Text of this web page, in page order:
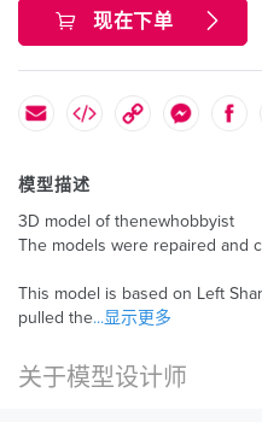
现在下单
模型描述
3D model of thenewhobbyist
The models were repaired and
This model is based on Left
pulled the...显示更多
关于模型设计师